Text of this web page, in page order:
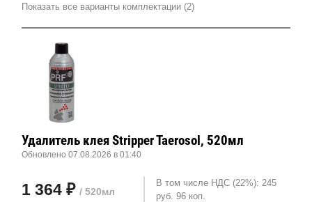
Показать все варианты комплектации (2)
Удалитель клея Stripper Taerosol, 520мл
Обновлено 07.08.2026 в 01:40
1 364 ₽ / 520мл
В том числе НДС (22%): 245
руб. 96 коп.